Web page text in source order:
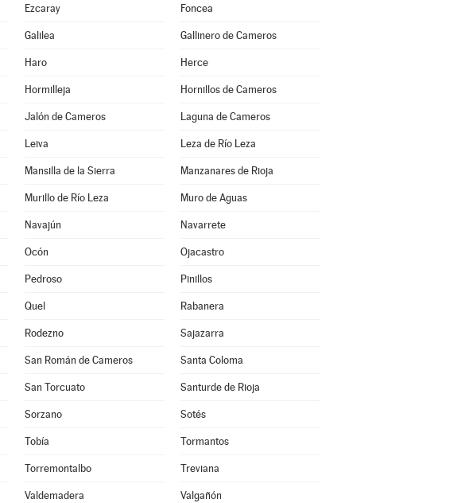
Ezcaray Foncea
Galilea Gallinero de Cameros
Haro Herce
Hormilleja Hornillos de Cameros
Jalón de Cameros Laguna de Cameros
Leiva Leza de Río Leza
Mansilla de la Sierra Manzanares de Rioja
Murillo de Río Leza Muro de Aguas
Navajún Navarrete
Ocón Ojacastro
Pedroso Pinillos
Quel Rabanera
Rodezno Sajazarra
San Román de Cameros Santa Coloma
San Torcuato Santurde de Rioja
Sorzano Sotés
Tobía Tormantos
Torremontalbo Treviana
Valdemadera Valgañón